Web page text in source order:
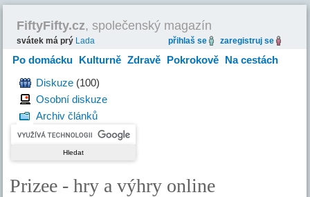
FiftyFifty.cz, společenský magazín
svátek má prý Lada přihlaš se zaregistruj se
Po domácku Kulturně Zdravě Pokrokově Na cestách
HravěDiskuze (100)
Osobní diskuze
Archiv článků
Prizee - hry a výhry online